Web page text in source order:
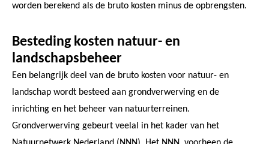
worden berekend als de bruto kosten minus de opbrengsten.
Besteding kosten natuur- en
landschapsbeheer
Een belangrijk deel van de bruto kosten voor natuur- en
landschap wordt besteed aan grondverwerving en de
inrichting en het beheer van natuurterreinen.
Grondverwerving gebeurt veelal in het kader van het